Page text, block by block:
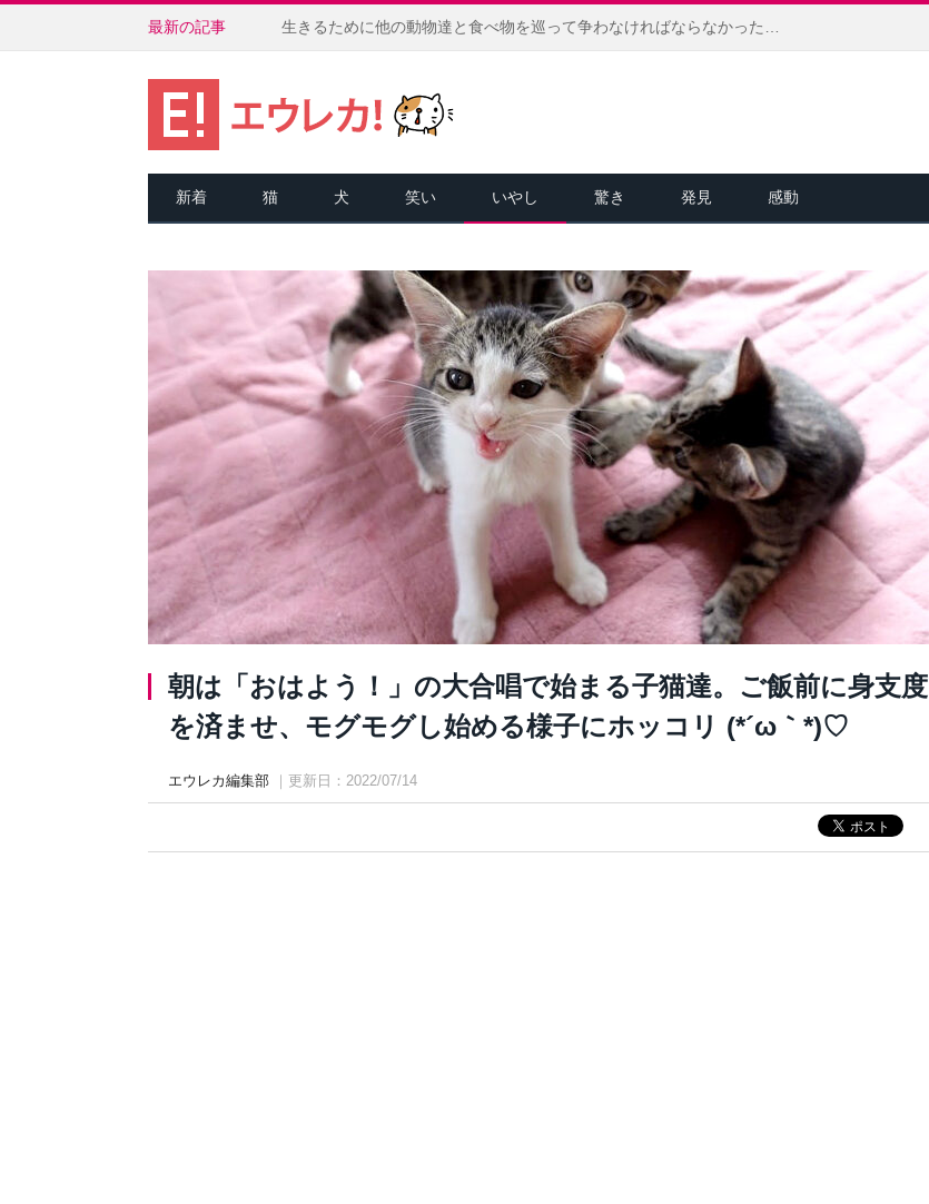
最新の記事 生きるために他の動物達と食べ物を巡って争わなければならなかった猫。今では家のボスとして、幸せに溢れた日々を送る
新着 猫 犬 笑い いやし 驚き 発見 感動
朝は「おはよう！」の大合唱で始まる子猫達。ご飯前に身支度
を済ませ、モグモグし始める様子にホッコリ (*´ω｀*)♡
エウレカ編集部 ｜更新日：2022/07/14